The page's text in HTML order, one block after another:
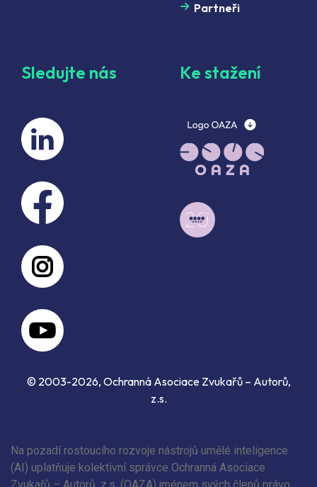
Partneři
Sledujte nás Ke stažení
© 2003-2026, Ochranná Asociace Zvukařů – Autorů,
z.s.
Na pozadí rostoucího rozvoje nástrojů umělé inteligence
(AI) uplatňuje kolektivní správce Ochranná Asociace